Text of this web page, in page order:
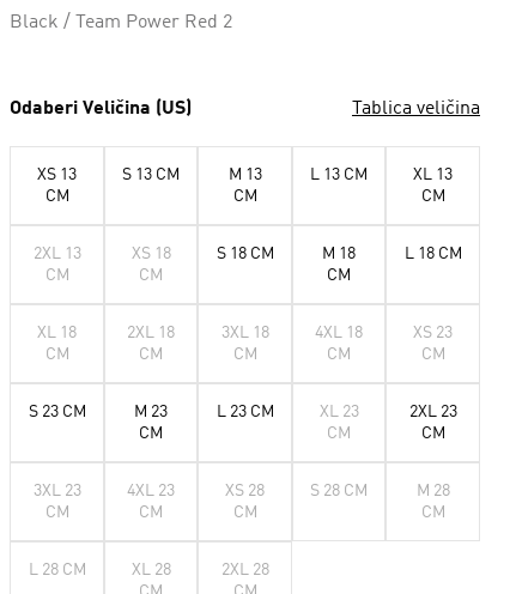
Black / Team Power Red 2
Odaberi Veličina (US) Tablica veličina
XS 13
CM
S 13 CM
M 13
CM
L 13 CM
XL 13
CM
2XL 13
CM
XS 18
CM
S 18 CM
M 18
CM
L 18 CM
XL 18
CM
2XL 18
CM
3XL 18
CM
4XL 18
CM
XS 23
CM
S 23 CM
M 23
CM
L 23 CM
XL 23
CM
2XL 23
CM
3XL 23
CM
4XL 23
CM
XS 28
CM
S 28 CM
M 28
CM
L 28 CM
XL 28
2XL 28